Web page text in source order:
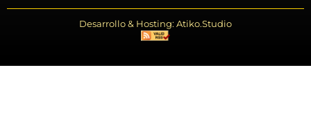
Desarrollo & Hosting: Atiko.Studio